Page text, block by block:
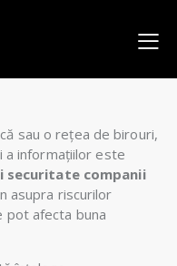
sau o rețea de birouri,
a informațiilor este
securitate companii
asupra riscurilor
pot afecta buna